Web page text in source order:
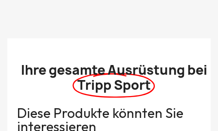
Ihre gesamte Ausrüstung bei
Tripp Sport
Diese Produkte könnten Sie
interessieren